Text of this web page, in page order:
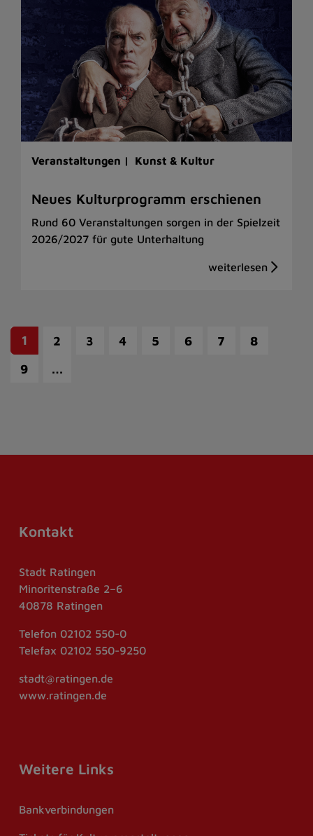
Veranstaltungen | Kunst & Kultur
Neues Kulturprogramm erschienen
Rund 60 Veranstaltungen sorgen in der Spielzeit
2026/2027 für gute Unterhaltung
1 2 3 4 5 6 7
8
9
…
Kontakt
Stadt Ratingen
Minoritenstraße 2–6
40878 Ratingen
Telefon 02102 550-0
Telefax 02102 550-9250
stadt@ratingen.de
www.ratingen.de
Weitere Links
Bankverbindungen